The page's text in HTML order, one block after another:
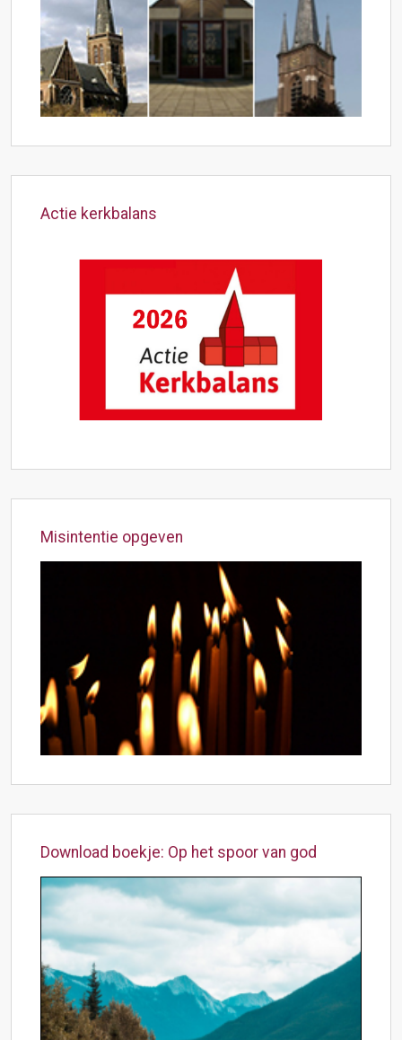
Actie kerkbalans
Misintentie opgeven
Download boekje: Op het spoor van god